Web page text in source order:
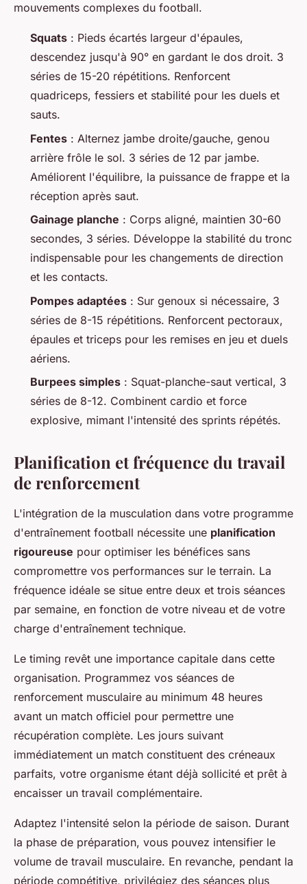
mouvements complexes du football.
Squats : Pieds écartés largeur d'épaules,
descendez jusqu'à 90° en gardant le dos droit. 3
séries de 15-20 répétitions. Renforcent
quadriceps, fessiers et stabilité pour les duels et
sauts.
Fentes : Alternez jambe droite/gauche, genou
arrière frôle le sol. 3 séries de 12 par jambe.
Améliorent l'équilibre, la puissance de frappe et la
réception après saut.
Gainage planche : Corps aligné, maintien 30-60
secondes, 3 séries. Développe la stabilité du tronc
indispensable pour les changements de direction
et les contacts.
Pompes adaptées : Sur genoux si nécessaire, 3
séries de 8-15 répétitions. Renforcent pectoraux,
épaules et triceps pour les remises en jeu et duels
aériens.
Burpees simples : Squat-planche-saut vertical, 3
séries de 8-12. Combinent cardio et force
explosive, mimant l'intensité des sprints répétés.
Planification et fréquence du travail
de renforcement
L'intégration de la musculation dans votre programme
d'entraînement football nécessite une planification
rigoureuse pour optimiser les bénéfices sans
compromettre vos performances sur le terrain. La
fréquence idéale se situe entre deux et trois séances
par semaine, en fonction de votre niveau et de votre
charge d'entraînement technique.
Le timing revêt une importance capitale dans cette
organisation. Programmez vos séances de
renforcement musculaire au minimum 48 heures
avant un match officiel pour permettre une
récupération complète. Les jours suivant
immédiatement un match constituent des créneaux
parfaits, votre organisme étant déjà sollicité et prêt à
encaisser un travail complémentaire.
Adaptez l'intensité selon la période de saison. Durant
la phase de préparation, vous pouvez intensifier le
volume de travail musculaire. En revanche, pendant la
période compétitive, privilégiez des séances plus